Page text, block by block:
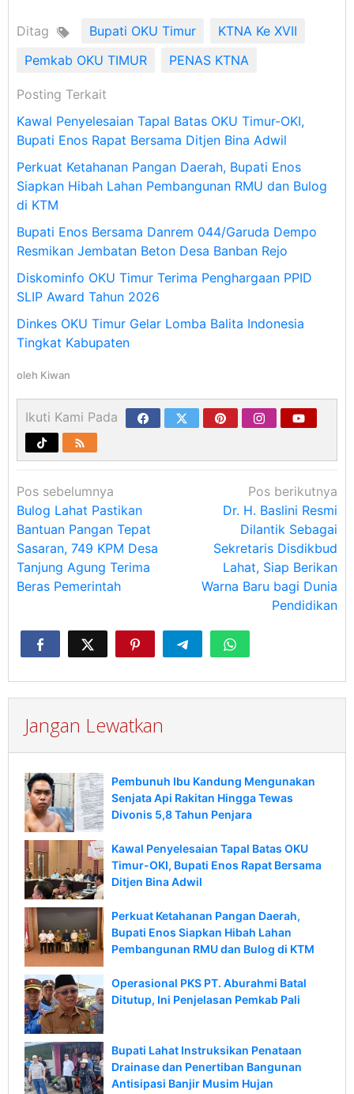
Ditag Bupati OKU Timur
KTNA Ke XVII
Pemkab OKU TIMUR
PENAS KTNA
Posting Terkait
Kawal Penyelesaian Tapal Batas OKU Timur-OKI,
Bupati Enos Rapat Bersama Ditjen Bina Adwil
Perkuat Ketahanan Pangan Daerah, Bupati Enos
Siapkan Hibah Lahan Pembangunan RMU dan Bulog
di KTM
Bupati Enos Bersama Danrem 044/Garuda Dempo
Resmikan Jembatan Beton Desa Banban Rejo
Diskominfo OKU Timur Terima Penghargaan PPID
SLIP Award Tahun 2026
Dinkes OKU Timur Gelar Lomba Balita Indonesia
Tingkat Kabupaten
oleh Kiwan
Ikuti Kami Pada
Navigasi
pos
Pos sebelumnya
Bulog Lahat Pastikan
Bantuan Pangan Tepat
Sasaran, 749 KPM Desa
Tanjung Agung Terima
Beras Pemerintah
Pos berikutnya
Dr. H. Baslini Resmi
Dilantik Sebagai
Sekretaris Disdikbud
Lahat, Siap Berikan
Warna Baru bagi Dunia
Pendidikan
Jangan Lewatkan
Pembunuh Ibu Kandung Mengunakan
Senjata Api Rakitan Hingga Tewas
Divonis 5,8 Tahun Penjara
Kawal Penyelesaian Tapal Batas OKU
Timur-OKI, Bupati Enos Rapat Bersama
Ditjen Bina Adwil
Perkuat Ketahanan Pangan Daerah,
Bupati Enos Siapkan Hibah Lahan
Pembangunan RMU dan Bulog di KTM
Operasional PKS PT. Aburahmi Batal
Ditutup, Ini Penjelasan Pemkab Pali
Bupati Lahat Instruksikan Penataan
Drainase dan Penertiban Bangunan
Antisipasi Banjir Musim Hujan